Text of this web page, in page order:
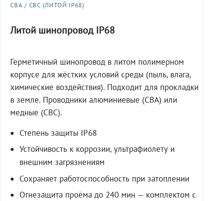
СВА / СВС (ЛИТОЙ IP68)
Литой шинопровод IP68
Герметичный шинопровод в литом полимерном
корпусе для жёстких условий среды (пыль, влага,
химические воздействия). Подходит для прокладки
в земле. Проводники алюминиевые (СВА) или
медные (СВС).
Степень защиты IP68
Устойчивость к коррозии, ультрафиолету и
внешним загрязнениям
Сохраняет работоспособность при затоплении
Огнезащита проёма до 240 мин — комплектом с